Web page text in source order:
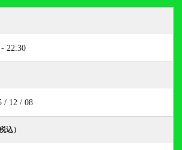
22:30
/ 12 / 08
込）